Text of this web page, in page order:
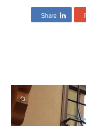
Share